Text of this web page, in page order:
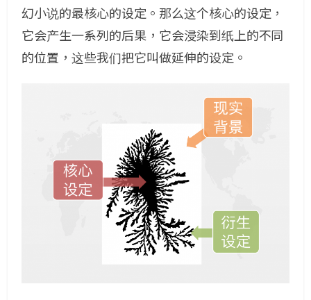
幻小说的最核心的设定。那么这个核心的设定，
它会产生一系列的后果，它会浸染到纸上的不同
的位置，这些我们把它叫做延伸的设定。